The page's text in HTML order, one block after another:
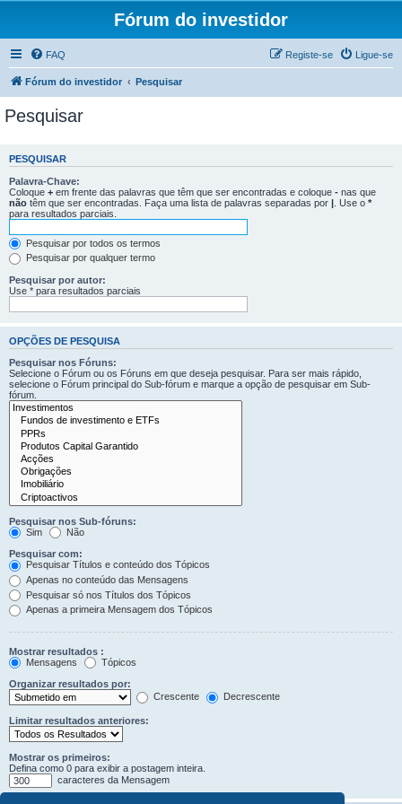
Fórum do investidor
FAQ Ligue-se
Registe-se
Fórum do investidor Pesquisar
Pesquisar
PESQUISAR
Palavra-Chave:
Coloque + em frente das palavras que têm que ser encontradas e coloque - nas que
não têm que ser encontradas. Faça uma lista de palavras separadas por | . Use o *
para resultados parciais.
Pesquisar por todos os termos
Pesquisar por qualquer termo
Pesquisar por autor:
Use * para resultados parciais
OPÇÕES DE PESQUISA
Pesquisar nos Fóruns:
Selecione o Fórum ou os Fóruns em que deseja pesquisar. Para ser mais rápido,
selecione o Fórum principal do Sub-fórum e marque a opção de pesquisar em Sub-
fórum.
Pesquisar nos Sub-fóruns:
Sim
Não
Pesquisar com:
Pesquisar Títulos e conteúdo dos Tópicos
Apenas no conteúdo das Mensagens
Pesquisar só nos Títulos dos Tópicos
Apenas a primeira Mensagem dos Tópicos
Mostrar resultados :
Mensagens
Tópicos
Organizar resultados por:
Crescente
Decrescente
Limitar resultados anteriores:
Mostrar os primeiros:
Defina como 0 para exibir a postagem inteira.
caracteres da Mensagem